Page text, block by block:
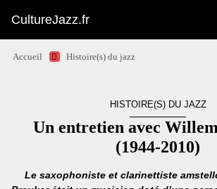
CultureJazz.fr
Accueil Histoire(s) du jazz
HISTOIRE(S) DU JAZZ
Un entretien avec
(1944-2010)
Le saxophoniste et clarinettiste